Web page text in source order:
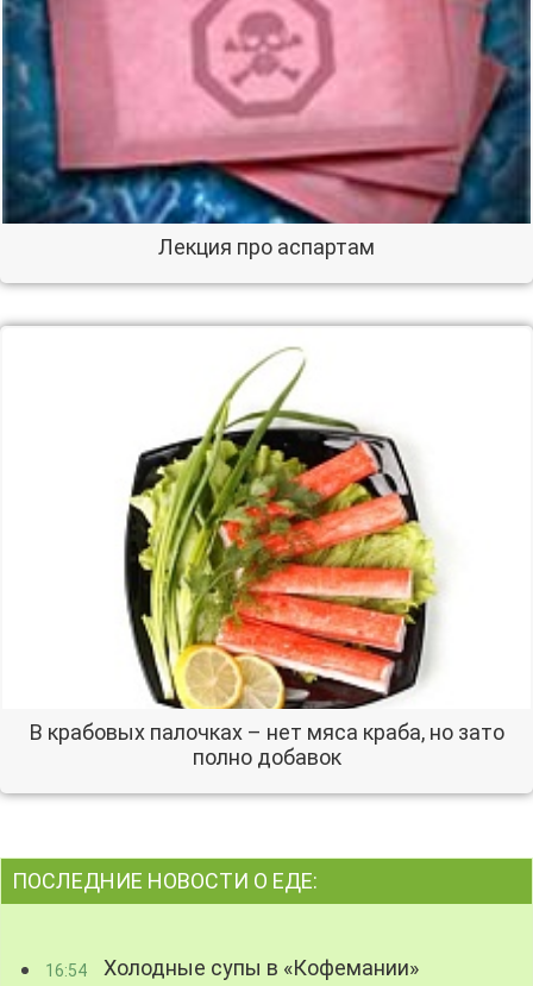
Лекция про аспартам
В крабовых палочках – нет мяса краба, но зато
полно добавок
ПОСЛЕДНИЕ НОВОСТИ О ЕДЕ:
16:54 Холодные супы в «Кофемании»